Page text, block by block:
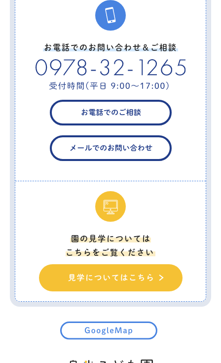
お電話でのお問い合わせ＆ご相談
園の見学については
こちらをご覧ください